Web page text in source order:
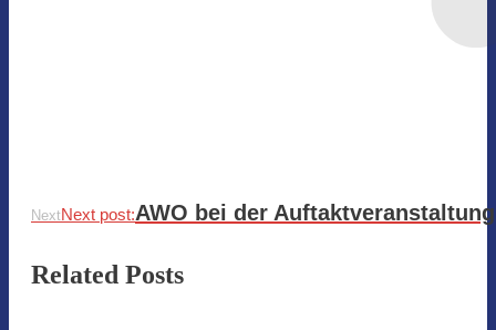
NextNext post:AWO bei der
Related Posts